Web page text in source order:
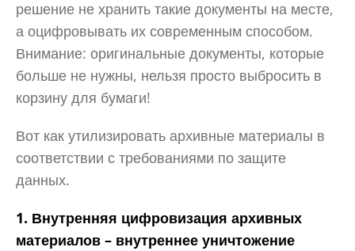
решение не хранить такие документы на месте,
а оцифровывать их современным способом.
Внимание: оригинальные документы, которые
больше не нужны, нельзя просто выбросить в
корзину для бумаги!
Вот как утилизировать архивные материалы в
соответствии с требованиями по защите
данных.
1. Внутренняя цифровизация архивных
материалов – внутреннее уничтожение